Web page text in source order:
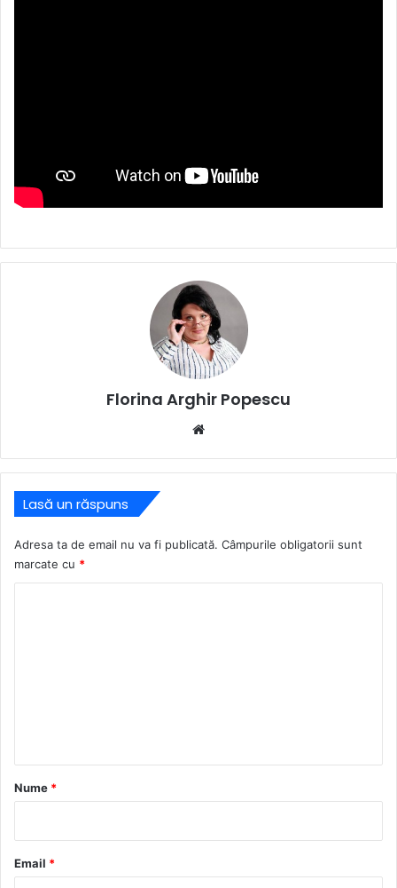
Florina Arghir Popescu
Lasă un răspuns
Adresa ta de email nu va fi publicată. Câmpurile obligatorii sunt
marcate cu *
r
*
Nume *
Email *